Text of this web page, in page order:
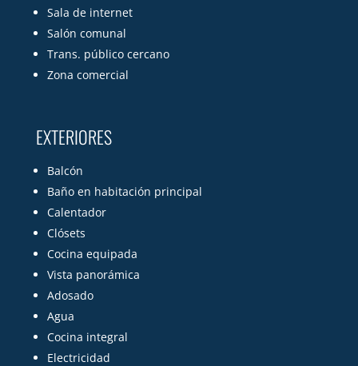
Sala de internet
Salón comunal
Trans. público cercano
Zona comercial
EXTERIORES
Balcón
Baño en habitación principal
Calentador
Clósets
Cocina equipada
Vista panorámica
Adosado
Agua
Cocina integral
Electricidad